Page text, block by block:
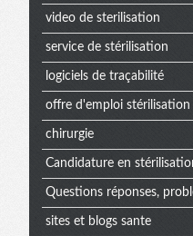
video de sterilisation
service de stérilisation
logiciels de traçabilité
offre d'emploi stérilisation
chirurgie
Candidature en
Questions réponses,
sites et blogs sante